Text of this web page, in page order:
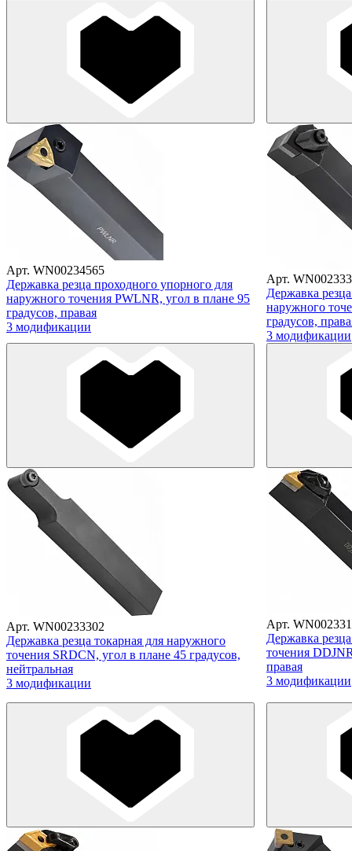
Арт. WN00234565
Державка резца проходного упорного для
наружного точения PWLNR, угол в плане 95
градусов, правая
3 модификации
Арт.
Державка
наружного
градусов,
3 модификации
Арт. WN00233302
Державка резца токарная для наружного
точения SRDCN, угол в плане 45 градусов,
нейтральная
3 модификации
Арт.
Державка
точения
правая
3 модификации